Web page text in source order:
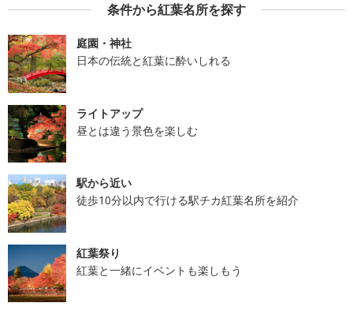
条件から紅葉名所を探す
庭園・神社
日本の伝統と紅葉に酔いしれる
ライトアップ
昼とは違う景色を楽しむ
駅から近い
徒歩10分以内で行ける駅チカ紅葉名所を紹介
紅葉祭り
紅葉と一緒にイベントも楽しもう